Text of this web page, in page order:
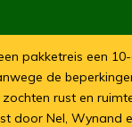
pakketreis een
de
rust en
door Nel, Wynand